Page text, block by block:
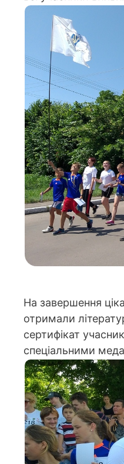
На завершення
отримали
сертифікат
спеціальними